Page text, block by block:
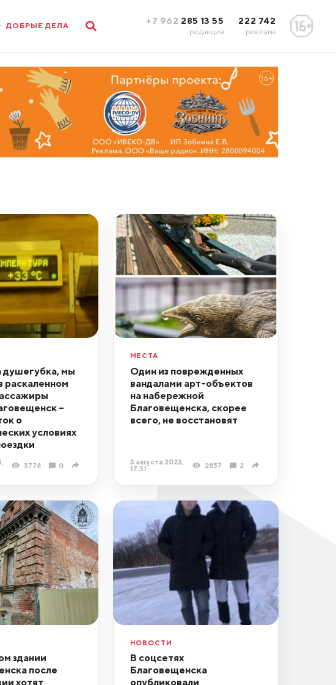
ДОБРЫЕ ДЕЛА +7 962 285 13 55
редакция
222 742
реклама
душегубка, мы
раскаленном
–
о
условиях
3778 0
МЕСТА
Один из поврежденных
вандалами арт-объектов
на набережной
Благовещенска, скорее
всего, не восстановят
3 августа 2023,
17:31
2857 2
здании
после
хотят
НОВОСТИ
В соцсетях
Благовещенска
опубликовали